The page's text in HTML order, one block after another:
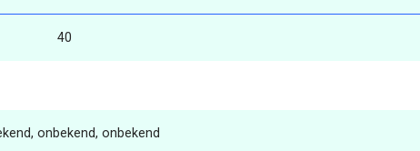
40
onbekend, onbekend